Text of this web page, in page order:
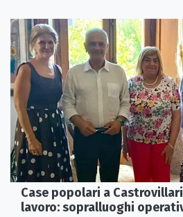
Case popolari a
lavoro: sopralluoghi